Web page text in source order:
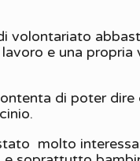
volontariato
e una propria
di poter dire
molto